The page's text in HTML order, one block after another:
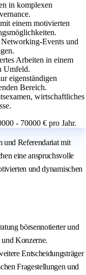
in komplexen
einem motivierten
Events und
Arbeiten in einem
Umfeld.
eigenständigen
Bereich.
wirtschaftliches
- 70000 € pro Jahr.
und Referendariat mit
eine anspruchsvolle
und dynamischen
börsennotierter und
Konzerne.
Entscheidungsträger
Fragestellungen und